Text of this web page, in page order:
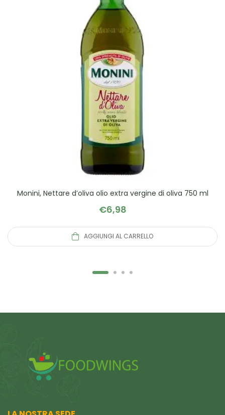
Monini, Nettare d’oliva olio extra vergine di oliva 750 ml
€6,98
AGGIUNGI AL CARRELLO